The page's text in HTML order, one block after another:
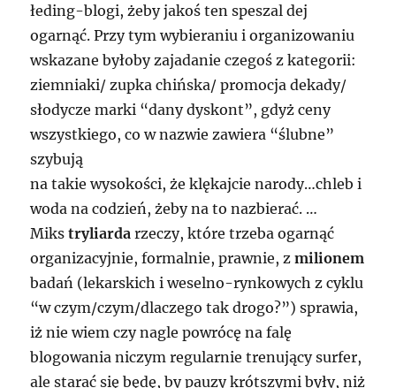
łeding-blogi, żeby jakoś ten speszal dej
ogarnąć. Przy tym wybieraniu i organizowaniu
wskazane byłoby zajadanie czegoś z kategorii:
ziemniaki/ zupka chińska/ promocja dekady/
słodycze marki “dany dyskont”, gdyż ceny
wszystkiego, co w nazwie zawiera “ślubne”
szybują
na takie wysokości, że klękajcie narody…chleb i
woda na codzień, żeby na to nazbierać. …
Mikstryliarda rzeczy, które trzeba ogarnąć
organizacyjnie, formalnie, prawnie, zmilionem
badań (lekarskich i weselno-rynkowych z cyklu
“w czym/czym/dlaczego tak drogo?”) sprawia,
iż nie wiem czy nagle powrócę na falę
blogowania niczym regularnie trenujący surfer,
ale starać się będę, by pauzy krótszymi były, niż